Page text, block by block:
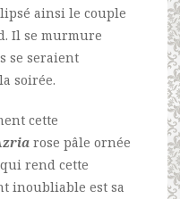
ainsi le couple
Il se murmure
se seraient
soirée.
cette
rose pâle ornée
rend cette
inoubliable est sa